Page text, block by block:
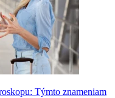
Týmto znameniam